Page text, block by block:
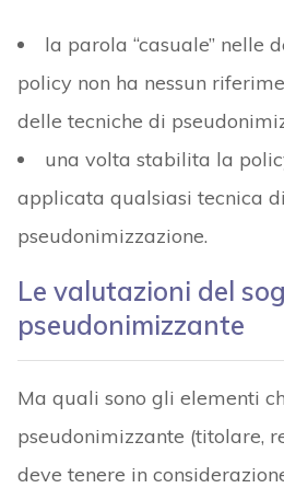
la parola “casuale” nelle
policy non ha nessun
delle tecniche di
una volta stabilita la
applicata qualsiasi tecnica di
pseudonimizzazione.
Le valutazioni del
pseudonimizzante
Ma quali sono gli elementi
pseudonimizzante (titolare,
deve tenere in